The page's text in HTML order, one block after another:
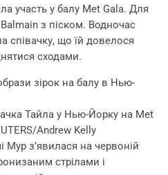
участь у балу Met Gala. Для
з піском. Водночас
співачку, що їй довелося
сходами.
Тайла у Нью-Йорку на Met
Andrew Kelly
з’явилася на червоній
стрілами і